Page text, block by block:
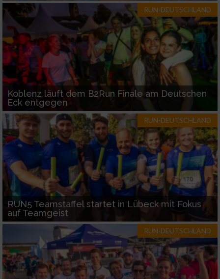
RUN-DEUTSCHLAND
Koblenz läuft dem B2Run Finale am Deutschen
Eck entgegen
RUN-DEUTSCHLAND
RUN5 Teamstaffel startet in Lübeck mit Fokus
auf Teamgeist
RUN-DEUTSCHLAND